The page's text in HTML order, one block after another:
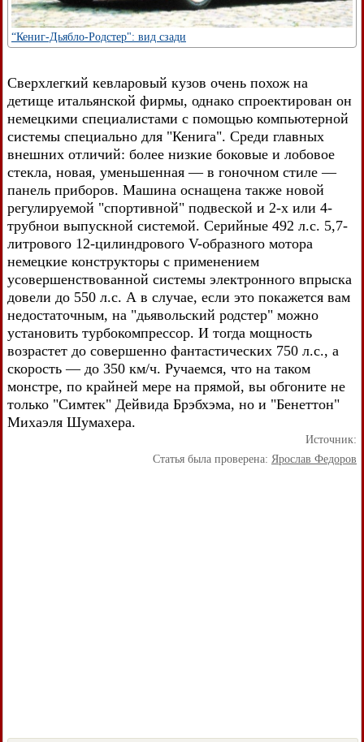
“Кениг-Дьябло-Родстер": вид сзади
Сверхлегкий кевларовый кузов очень похож на
детище итальянской фирмы, однако спроектирован он
немецкими специалистами с помощью компьютерной
системы специально для "Кенига". Среди главных
внешних отличий: более низкие боковые и лобовое
стекла, новая, уменьшенная — в гоночном стиле —
панель приборов. Машина оснащена также новой
регулируемой "спортивной" подвеской и 2-х или 4-
трубнои выпускной системой. Серийные 492 л.с. 5,7-
литрового 12-цилиндрового V-образного мотора
немецкие конструкторы с применением
усовершенствованной системы электронного впрыска
довели до 550 л.с. А в случае, если это покажется вам
недостаточным, на "дьявольский родстер" можно
установить турбокомпрессор. И тогда мощность
возрастет до совершенно фантастических 750 л.с., а
скорость — до 350 км/ч. Ручаемся, что на таком
монстре, по крайней мере на прямой, вы обгоните не
только "Симтек" Дейвида Брэбхэма, но и "Бенеттон"
Михаэля Шумахера.
Источник:
Статья была проверена: Ярослав Федоров